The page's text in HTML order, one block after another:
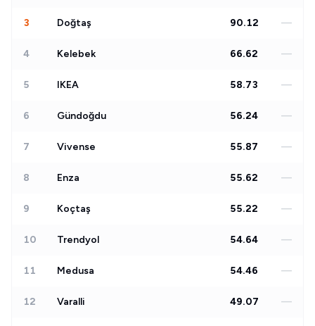
3 Doğtaş 90.12 —
4 Kelebek 66.62 —
5 IKEA 58.73 —
6 Gündoğdu 56.24 —
7 Vivense 55.87 —
8 Enza 55.62 —
9 Koçtaş 55.22 —
10 Trendyol 54.64 —
11 Medusa 54.46 —
12 Varalli 49.07 —